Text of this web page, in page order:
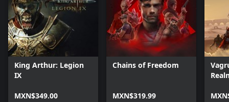
King Arthur: Legion
IX
MXN$349.00
Chains of Freedom
MXN$319.99